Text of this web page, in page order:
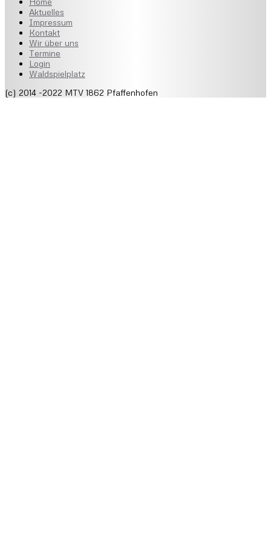
Aktuelles
Impressum
Kontakt
Wir über uns
Termine
Login
Waldspielplatz
(c) 2014 -2022 MTV 1862 Pfaffenhofen